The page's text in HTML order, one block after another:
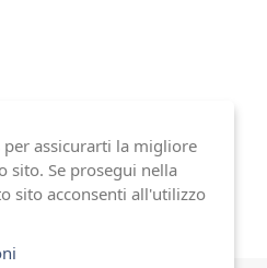
assicurarti la migliore
sito. Se prosegui nella
sito acconsenti all'utilizzo